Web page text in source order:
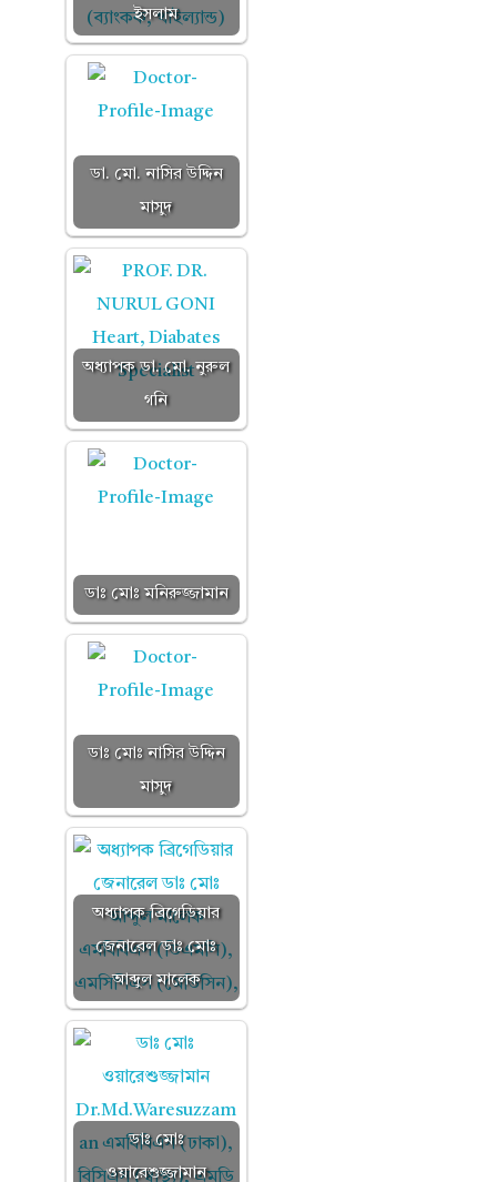
ইসলাম
ডা. মো. নাসির উদ্দিন
মাসুদ
অধ্যাপক ডা. মো. নুরুল
গনি
ডাঃ মোঃ মনিরুজ্জামান
ডাঃ মোঃ নাসির উদ্দিন
মাসুদ
অধ্যাপক ব্রিগেডিয়ার
জেনারেল ডাঃ মোঃ
আব্দুল মালেক
ডাঃ মোঃ
ওয়ারেশুজ্জামান